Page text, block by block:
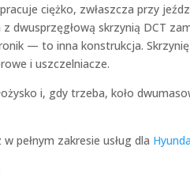
ciężko, zwłaszcza przy
dwusprzęgłową skrzynią DCT
— to inna konstrukcja.
i uszczelniacze.
i, gdy trzeba, koło
pełnym zakresie usług dla